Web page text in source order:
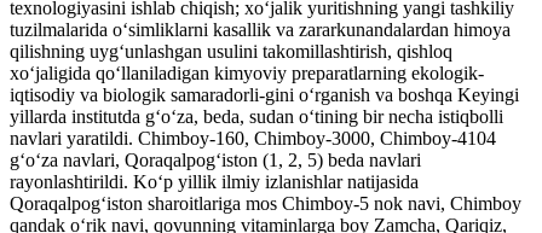
texnologiyasini ishlab chiqish; xoʻjalik yuritishning yangi tashkiliy
tuzilmalarida oʻsimliklarni kasallik va zararkunandalardan himoya
qilishning uygʻunlashgan usulini takomillashtirish, qishloq
xoʻjaligida qoʻllaniladigan kimyoviy preparatlarning ekologik-
iqtisodiy va biologik samaradorli-gini oʻrganish va boshqa Keyingi
yillarda institutda gʻoʻza, beda, sudan oʻtining bir necha istiqbolli
navlari yaratildi. Chimboy-160, Chimboy-3000, Chimboy-4104
gʻoʻza navlari, Qoraqalpogʻiston (1, 2, 5) beda navlari
rayonlashtirildi. Koʻp yillik ilmiy izlanishlar natijasida
Qoraqalpogʻiston sharoitlariga mos Chimboy-5 nok navi, Chimboy
qandak oʻrik navi, qovunning vitaminlarga boy Zamcha, Qariqiz,